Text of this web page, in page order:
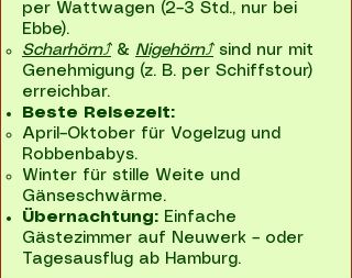
per Wattwagen (2–3 Std., nur bei
Ebbe).
Scharhörn⤴& Nigehörn⤴sind nur mit
Genehmigung (z. B. per Schiffstour)
erreichbar.
Beste Reisezeit:
April–Oktober für Vogelzug und
Robbenbabys.
Winter für stille Weite und
Gänseschwärme.
Übernachtung: Einfache
Gästezimmer auf Neuwerk – oder
Tagesausflug ab Hamburg.